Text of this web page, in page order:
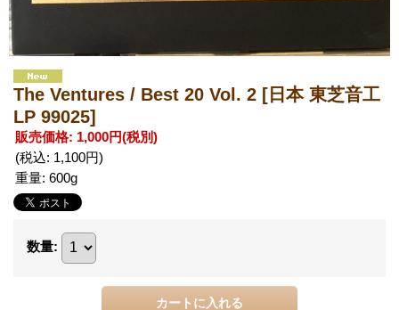
The Ventures / Best 20 Vol. 2 [日本 東芝音工
LP 99025]
販売価格: 1,000円(税別)
(税込: 1,100円)
重量: 600g
数量: